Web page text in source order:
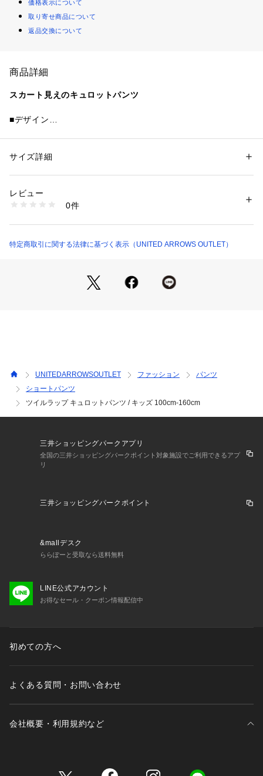
価格表示について
取り寄せ商品について
返品交換について
商品詳細
スカート見えのキュロットパンツ
■デザイン
す。
ザインが個性的。
秋らしいこっくりとしたカラーリングにも注目です。
姉妹、お友達とペア、リンクコーデ、お揃いコーディネートを
ウエスト後ろのみゴム仕様。
左にポケットあり。
トップスをインして、ウェストのデザイン見せがおすすめで
す。
============================
透け感：なし
伸縮：なし
光沢感：なし
【注意事項】
※商品に「取り扱い上の注意書き」、「洗濯表示」がございま
り、実際の色味と異なって見える場合がございます。あらかじ
めご了承ください。
のままの状態でお送りいたします。
ん。
性別：キッズ・ベビー
素材：コットン100％
洗濯：洗濯機洗い可
※詳しい洗濯方法については、商品の品質表示タグをご覧ください
38191990797 （ショップ）
サイズ詳細
レビュー
0件
特定商取引に関する法律に基づく表示（UNITED ARROWS OUTLET）
UNITEDARROWSOUTLET ファッション
パンツ
ショートパンツ
ツイルラップ キュロットパンツ / キッズ 100cm-160cm
三井ショッピングパークアプリ
全国の三井ショッピングパークポイント対象施設でご利用できるアプ
リ
三井ショッピングパークポイント
&mallデスク
ららぽーと受取なら送料無料
LINE公式アカウント
お得なセール・クーポン情報配信中
初めての方へ
よくある質問・お問い合わせ
会社概要・利用規約など